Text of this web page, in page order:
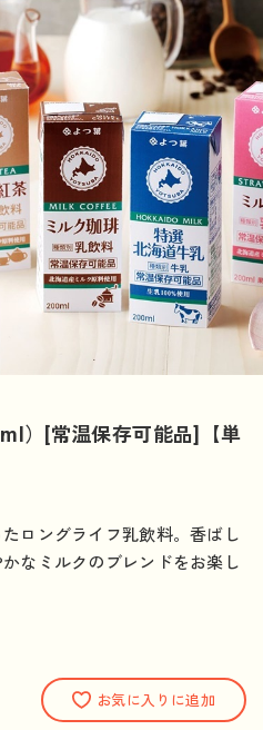
）[常温保存可能品]【単
ロングライフ乳飲料。香ばし
なミルクのブレンドをお楽し
お気に入りに追加